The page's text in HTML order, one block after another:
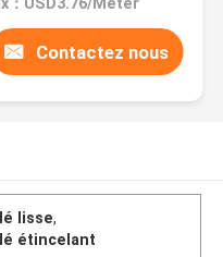
：USD3.76/Meter
Contactez nous
lisse,
étincelant